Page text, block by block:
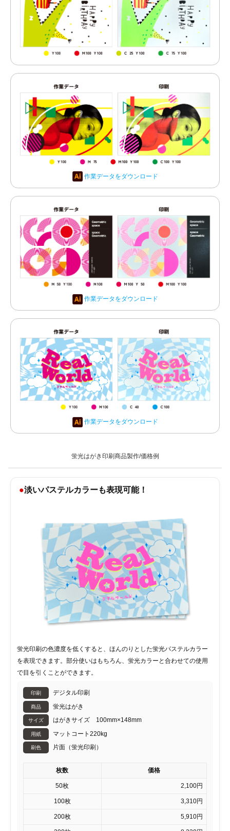
作業データをダウンロード
作業データをダウンロード
作業データをダウンロード
蛍光はがき印刷商品製作/価格例
淡いパステルカラーも表現可能！
蛍光印刷の色濃度を低くすると、ほんのりとした蛍光パステルカラー
を表現できます。部分使いはもちろん、蛍光カラーと合わせての使用
で目を引くことができます。
印刷 デジタル印刷
商品 蛍光はがき
サイズ はがきサイズ 100mm×148mm
用紙 マットコート220kg
刷色 片面（蛍光印刷）
枚数 価格
50枚 2,100円
100枚 3,310円
200枚 5,910円